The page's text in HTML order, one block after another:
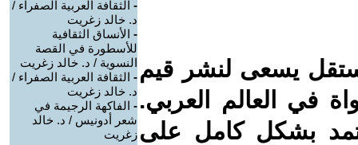
يسعى لنشر قيم
في العالم العربي.
بشكل كامل على
- الثقافة العربية الصفراء /
د. خالد زغريت
- الأنساق الثقافية
للأسطورة في القصة
النسوية / د. خالد زغريت
- الثقافة العربية الصفراء /
د. خالد زغريت
- الفاكهة الرجيمة في
شعر أدونيس / د. خالد
زغريت